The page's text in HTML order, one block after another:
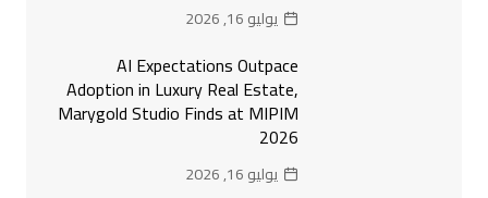
يوليو 16, 2026
AI Expectations Outpace
Adoption in Luxury Real Estate,
Marygold Studio Finds at MIPIM
2026
يوليو 16, 2026